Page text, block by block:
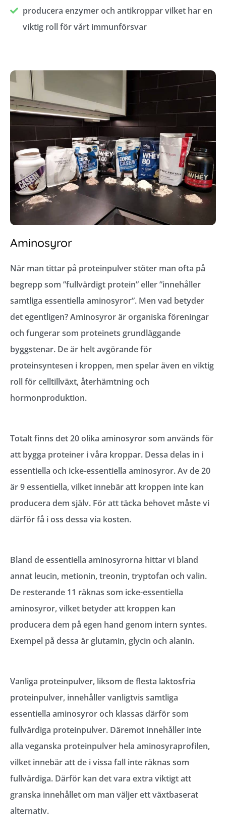
producera enzymer och antikroppar vilket har en
viktig roll för vårt immunförsvar
Aminosyror
När man tittar på proteinpulver stöter man ofta på
begrepp som ”fullvärdigt protein” eller ”innehåller
samtliga essentiella aminosyror”. Men vad betyder
det egentligen? Aminosyror är organiska föreningar
och fungerar som proteinets grundläggande
byggstenar. De är helt avgörande för
proteinsyntesen i kroppen, men spelar även en viktig
roll för celltillväxt, återhämtning och
hormonproduktion.
Totalt finns det 20 olika aminosyror som används för
att bygga proteiner i våra kroppar. Dessa delas in i
essentiella och icke-essentiella aminosyror. Av de 20
är 9 essentiella, vilket innebär att kroppen inte kan
producera dem själv. För att täcka behovet måste vi
därför få i oss dessa via kosten.
Bland de essentiella aminosyrorna hittar vi bland
annat leucin, metionin, treonin, tryptofan och valin.
De resterande 11 räknas som icke-essentiella
aminosyror, vilket betyder att kroppen kan
producera dem på egen hand genom intern syntes.
Exempel på dessa är glutamin, glycin och alanin.
Vanliga proteinpulver, liksom de flesta laktosfria
proteinpulver, innehåller vanligtvis samtliga
essentiella aminosyror och klassas därför som
fullvärdiga proteinpulver. Däremot innehåller inte
alla veganska proteinpulver hela aminosyraprofilen,
vilket innebär att de i vissa fall inte räknas som
fullvärdiga. Därför kan det vara extra viktigt att
granska innehållet om man väljer ett växtbaserat
alternativ.